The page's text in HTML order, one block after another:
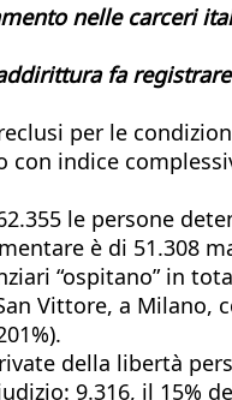
nelle carceri
fa
per le
indice
le persone
è di 51.308
“ospitano” in
Vittore, a Milano,
della libertà
9.316, il 15%